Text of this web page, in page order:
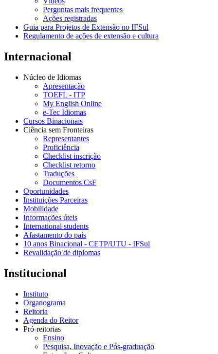
Perguntas mais frequentes
Ações registradas
Guia para Projetos de Extensão no IFSul
Regulamento de ações de extensão e cultura
Internacional
Núcleo de Idiomas
Apresentação
TOEFL - ITP
My English Online
e-Tec Idiomas
Cursos Binacionais
Ciência sem Fronteiras
Representantes
Proficiência
Checklist inscrição
Checklist retorno
Traduções
Documentos CsF
Oportunidades
Instituições Parceiras
Mobilidade
Informações úteis
International students
Afastamento do país
10 anos Binacional - CETP/UTU - IFSul
Revalidação de diplomas
Institucional
Instituto
Organograma
Reitoria
Agenda do Reitor
Pró-reitorias
Ensino
Pesquisa, Inovação e Pós-graduação